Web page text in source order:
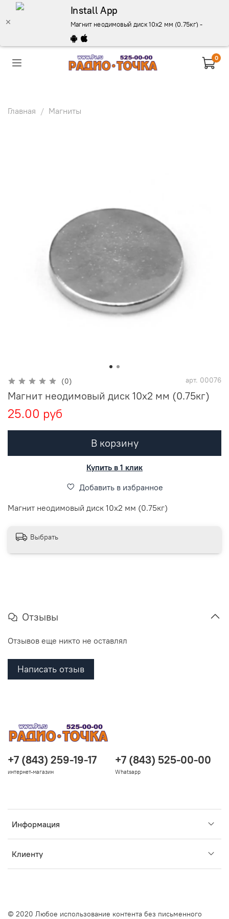
Install App
Магнит неодимовый диск 10х2 мм (0.75кг) -
0
Главная Магниты
(0) арт. 00076
Магнит неодимовый диск 10х2 мм (0.75кг)
25.00 руб
В корзину
Купить в 1 клик
Добавить в избранное
Магнит неодимовый диск 10х2 мм (0.75кг)
Выбрать
Отзывы
Отзывов еще никто не оставлял
Написать отзыв
Информация
Клиенту
+7 (843) 259-19-17
интернет-магазин
+7 (843) 525-00-00
Whatsapp
© 2020 Любое использование контента без письменного